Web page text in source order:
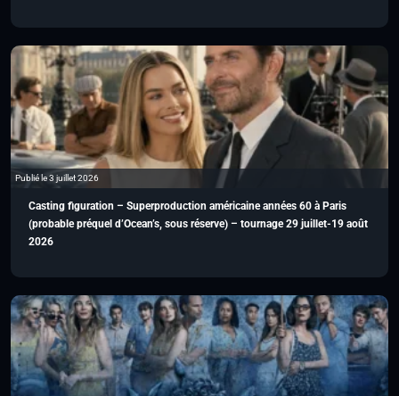
Publié le 3 juillet 2026
Casting figuration – Superproduction américaine années 60 à Paris
(probable préquel d’Ocean’s, sous réserve) – tournage 29 juillet-19 août
2026